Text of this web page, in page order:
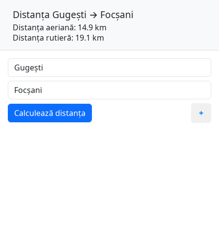
Distanța Gugești → Focșani
Distanța aeriană: 14.9 km
Distanța rutieră: 19.1 km
Calculează distanța +